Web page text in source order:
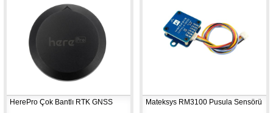
HerePro Çok Bantlı RTK GNSS Mateksys RM3100 Pusula Sensörü